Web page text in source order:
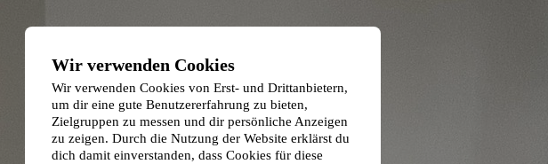
Wir verwenden Cookies
Wir verwenden Cookies von Erst- und Drittanbietern,
um dir eine gute Benutzererfahrung zu bieten,
Zielgruppen zu messen und dir persönliche Anzeigen
zu zeigen. Durch die Nutzung der Website erklärst du
dich damit einverstanden, dass Cookies für diese